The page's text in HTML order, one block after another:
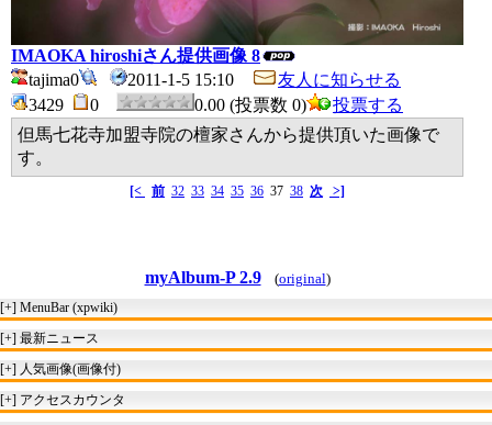
IMAOKA hiroshiさん提供画像 8
tajima0
2011-1-5 15:10
友人に知らせる
3429
0 0.00 (投票数 0)
投票する
但馬七花寺加盟寺院の檀家さんから提供頂いた画像で
す。
[< 前 32 33 34 35 36 37 38 次 >]
myAlbum-P 2.9 (original)
[+] MenuBar (xpwiki)
[+] 最新ニュース
[+] 人気画像(画像付)
[+] アクセスカウンタ